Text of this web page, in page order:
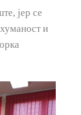
јер се
и